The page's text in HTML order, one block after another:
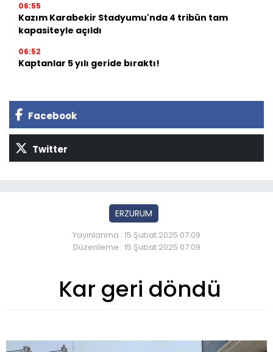
06:55
Kazım Karabekir Stadyumu'nda 4 tribün tam
kapasiteyle açıldı
06:52
Kaptanlar 5 yılı geride bıraktı!
Facebook
Twitter
ERZURUM
Yayınlanma : 15 Şubat 2025 07:09
Düzenleme : 15 Şubat 2025 07:09
Kar geri döndü